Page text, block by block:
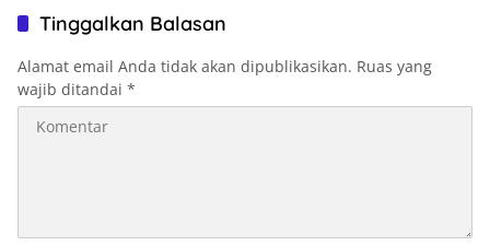
Tinggalkan Balasan
Alamat email Anda tidak akan dipublikasikan. Ruas yang
wajib ditandai *